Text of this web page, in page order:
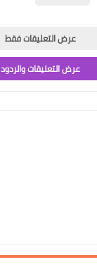
عرض التعليقات فقط
عرض التعليقات والردود